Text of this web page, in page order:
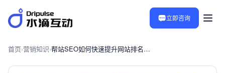
立即咨询
首页›营销知识› 帮站SEO如何快速提升网站排名？这五个实战技巧让你少走三年弯路！